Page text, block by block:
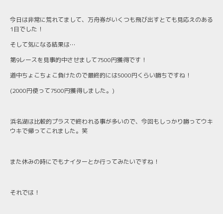
今日は非常に荒れてまして、万舟券がいくつも飛び出すとても見応えのある
1日でした！
そして気になる結果は…
第9レースを見事的中させまして7500円獲得です！
道中ちょこちょこ負けたので最終的には5000円くらい勝ちですね！
(2000円使って7500円獲得しました。)
浜名湖は比較的プラスで終われる事が多いので、今回もしっかり勝ってウキ
ウキで帰ってこれました。笑
また休みの時にでもナイターとか行ってみたいですね！
それでは！